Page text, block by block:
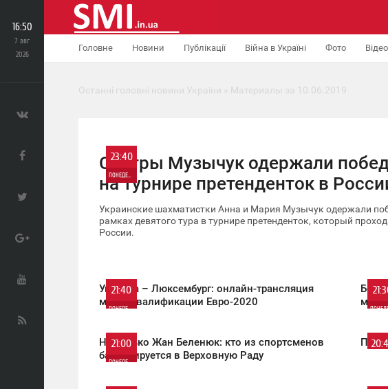
Головне Новини Публікації Війна в Україні Фото Відео
16:50
7 авг
2026
Останні головні новини України » Материалы за 10.06.2019
23:40
ПОНЕДЕЛЬНИК
663
Сестры Музычук одержали
на турнире претенденток в
Украинские шахматистки Анна и Мария Музычук одержали
рамках девятого тура в турнире претенденток, который
России.
21:40
ПОНЕДЕЛЬНИК
Украина – Люксембург: онлайн-трансляция
матча квалификации Евро-2020
Бой
21:00
ПОНЕДЕЛЬНИК
Не только Жан Беленюк: кто из спортсменов
баллотируется в Верховную Раду
Пять